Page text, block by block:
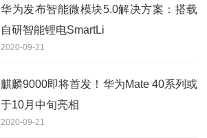
华为发布智能微模块5.0解决方案：搭载
自研智能锂电SmartLi
2020-09-21
麒麟9000即将首发！华为Mate 40系列或
于10月中旬亮相
2020-09-21